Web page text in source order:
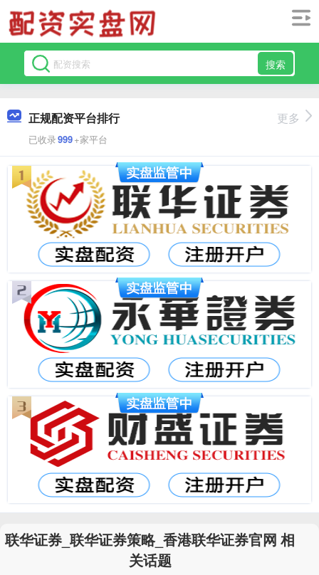
搜索
正规配资平台排行
已收录999+家平台
更多
联华证券_联华证券策略_香港联华证券官网 相
关话题